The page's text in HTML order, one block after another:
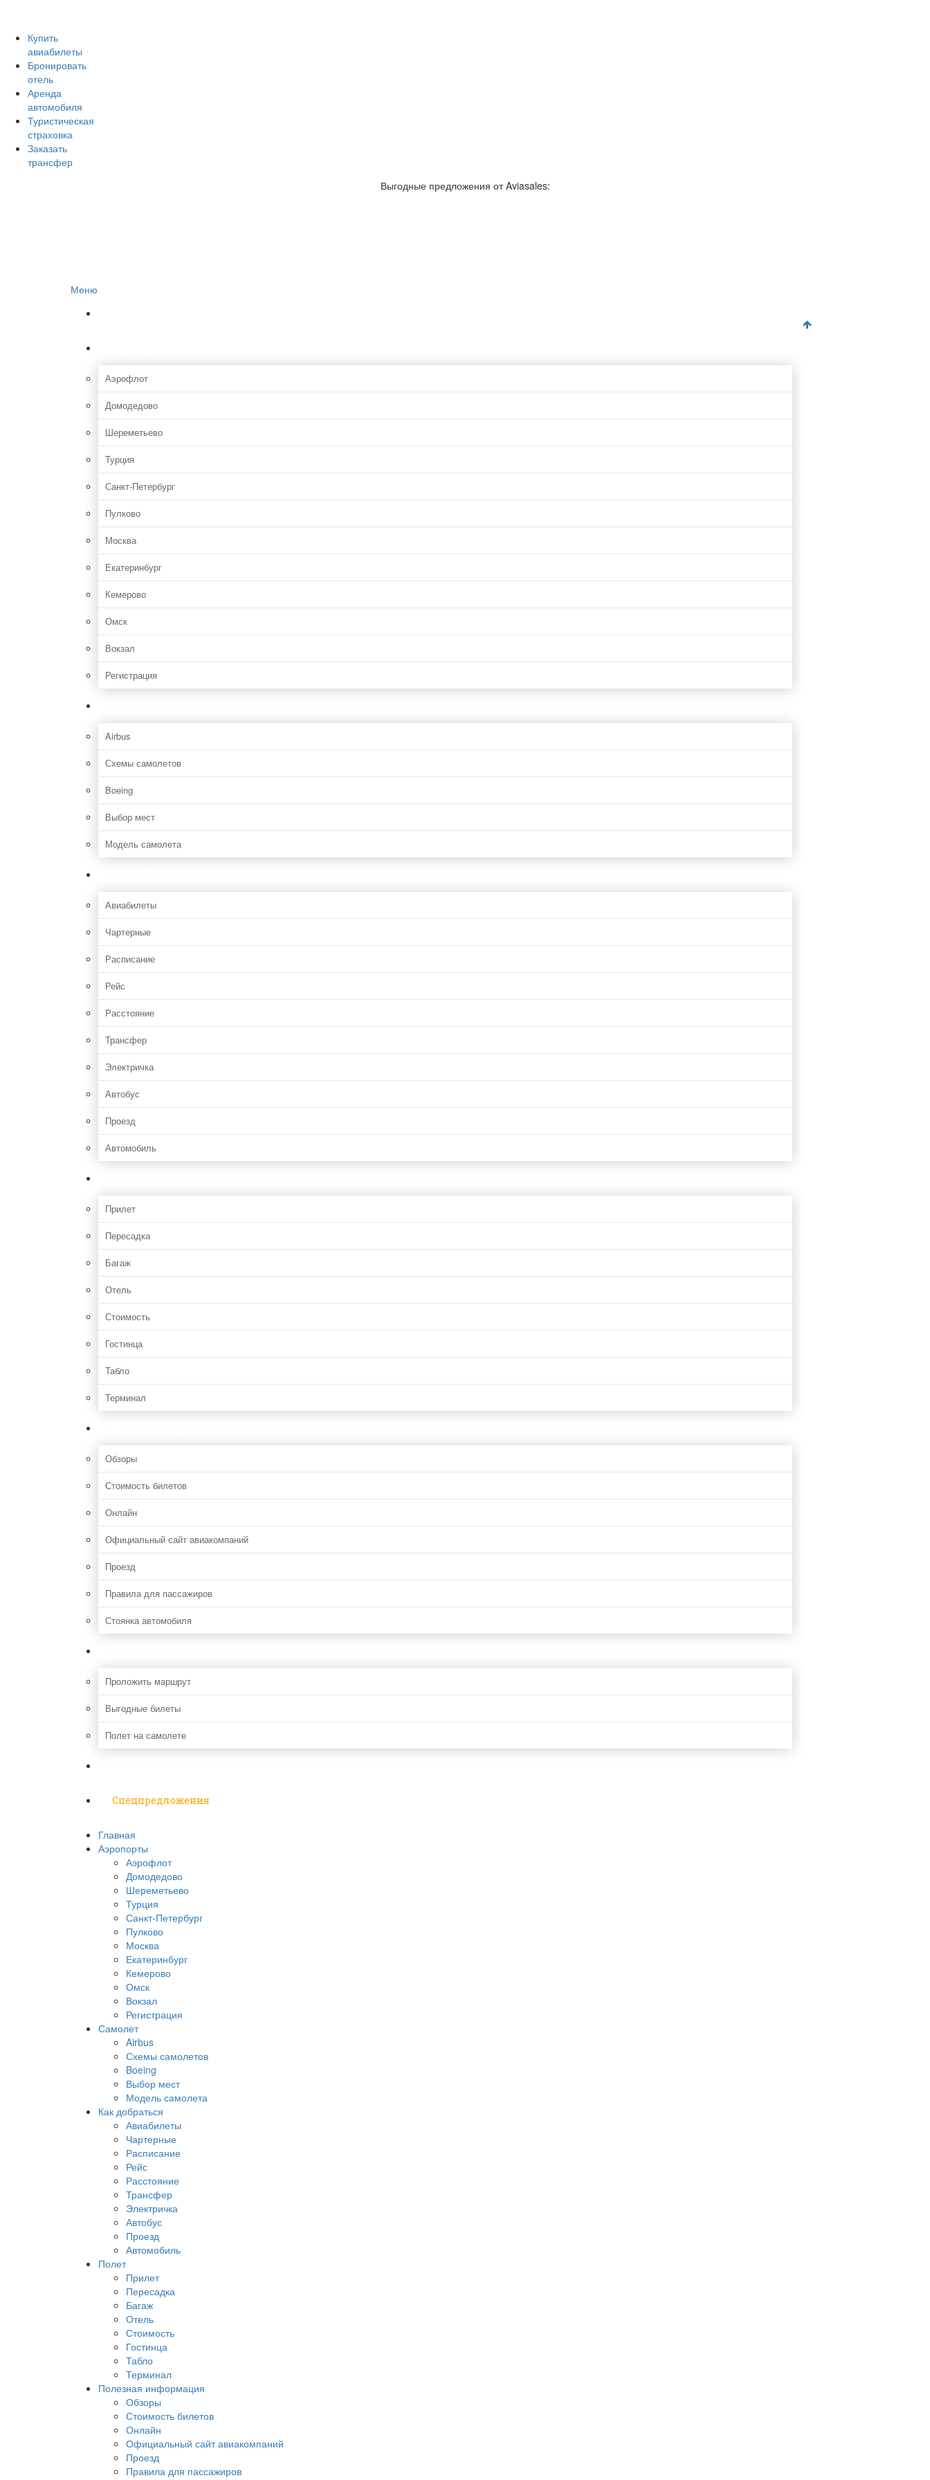
Купить
авиабилеты
Бронировать
отель
Аренда
автомобиля
Туристическая
страховка
Заказать
трансфер
Выгодные предложения от Aviasales:
Меню
Аэрофлот
Домодедово
Шереметьево
Турция
Санкт-Петербург
Пулково
Москва
Екатеринбург
Кемерово
Омск
Вокзал
Регистрация
Airbus
Схемы самолетов
Boeing
Выбор мест
Модель самолета
Авиабилеты
Чартерные
Расписание
Рейс
Расстояние
Трансфер
Электричка
Автобус
Проезд
Автомобиль
Прилет
Пересадка
Багаж
Отель
Стоимость
Гостинца
Табло
Терминал
Обзоры
Стоимость билетов
Онлайн
Официальный сайт авиакомпаний
Проезд
Правила для пассажиров
Стоянка автомобиля
Проложить маршрут
Выгодные билеты
Полет на самолете
Спецпредложения
Главная
Аэропорты
Аэрофлот
Домодедово
Шереметьево
Турция
Санкт-Петербург
Пулково
Москва
Екатеринбург
Кемерово
Омск
Вокзал
Регистрация
Самолет
Airbus
Схемы самолетов
Boeing
Выбор мест
Модель самолета
Как добраться
Авиабилеты
Чартерные
Расписание
Рейс
Расстояние
Трансфер
Электричка
Автобус
Проезд
Автомобиль
Полет
Прилет
Пересадка
Багаж
Отель
Стоимость
Гостинца
Табло
Терминал
Полезная информация
Обзоры
Стоимость билетов
Онлайн
Официальный сайт авиакомпаний
Проезд
Правила для пассажиров